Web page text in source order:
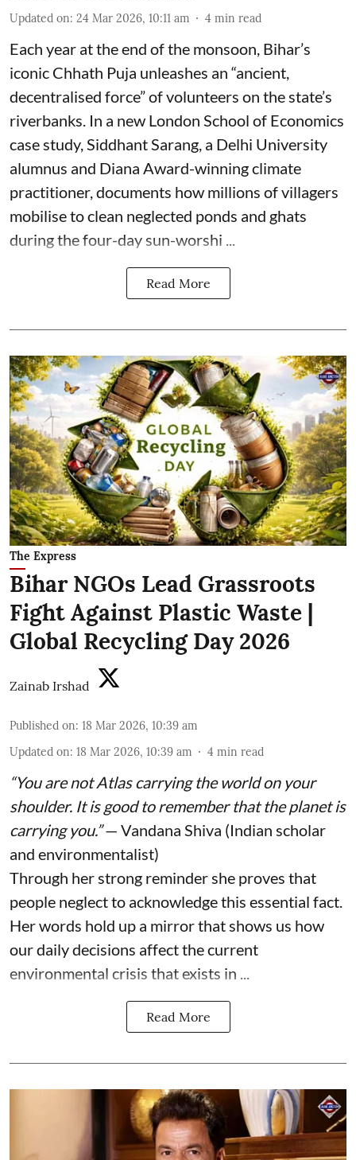
Updated on: 24 Mar 2026, 10:11 am 4 min read
Each year at the end of the monsoon, Bihar’s
iconic Chhath Puja unleashes an “ancient,
decentralised force” of volunteers on the state’s
riverbanks. In a new London School of Economics
case study, Siddhant Sarang, a Delhi University
alumnus and Diana Award-winning climate
practitioner, documents how millions of villagers
mobilise to clean neglected ponds and ghats
during the four-day sun-worshi ...
Read More
The Express
Bihar NGOs Lead Grassroots
Fight Against Plastic Waste |
Global Recycling Day 2026
Zainab Irshad
Published on: 18 Mar 2026, 10:39 am
Updated on: 18 Mar 2026, 10:39 am 4 min read
“You are not Atlas carrying the world on your
shoulder. It is good to remember that the planet is
carrying you.”— Vandana Shiva (Indian scholar
and environmentalist)
Through her strong reminder she proves that
people neglect to acknowledge this essential fact.
Her words hold up a mirror that shows us how
our daily decisions affect the current
environmental crisis that exists in ...
Read More